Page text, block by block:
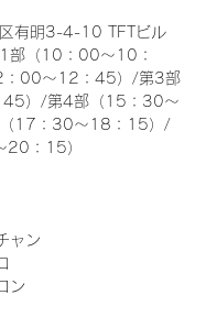
有明3-4-10 TFTビル
部（10：00～10：
00～12：45）/第3部
45）/第4部（15：30～
17：30～18：15）/
20：15）
ャン
ン